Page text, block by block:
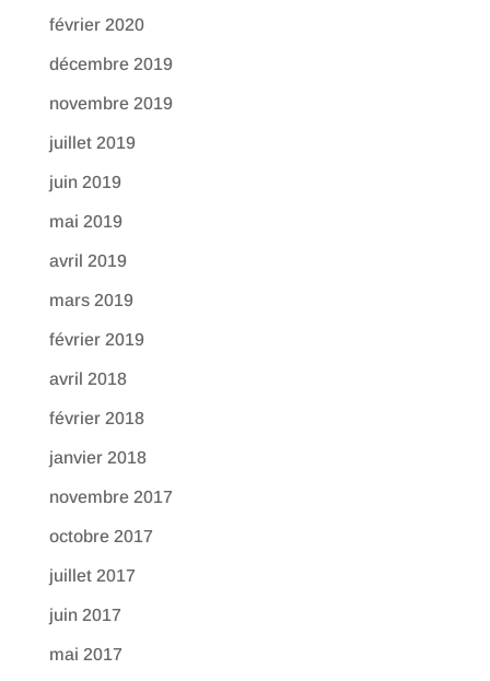
février 2020
décembre 2019
novembre 2019
juillet 2019
juin 2019
mai 2019
avril 2019
mars 2019
février 2019
avril 2018
février 2018
janvier 2018
novembre 2017
octobre 2017
juillet 2017
juin 2017
mai 2017